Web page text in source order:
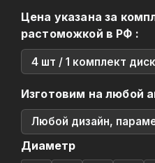
Цена указана за
растоможкой в РФ :
4 шт / 1 комплект
Изготовим на любой
Любой дизайн,
Диаметр